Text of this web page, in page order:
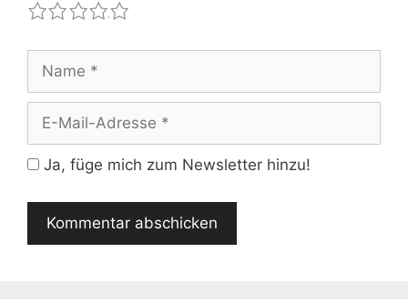
4
3
2
1
Mail-
Adresse
Ja, füge mich zum Newsletter hinzu!